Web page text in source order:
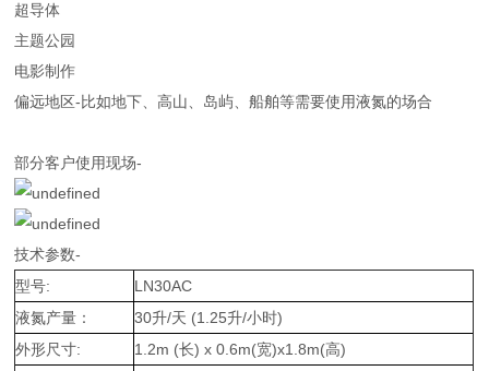
超导体
主题公园
电影制作
偏远地区-比如地下、高山、岛屿、船舶等需要使用液氮的场合
部分客户使用现场-
技术参数-
型号:
LN30AC
液氮产量：
30升/天 (1.25升/小时)
外形尺寸:
1.2m (长) x 0.6m(宽)x1.8m(高)